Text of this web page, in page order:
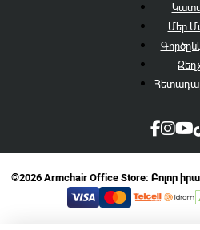
Մեր
©2026 Armchair Office Store։ Բոլոր